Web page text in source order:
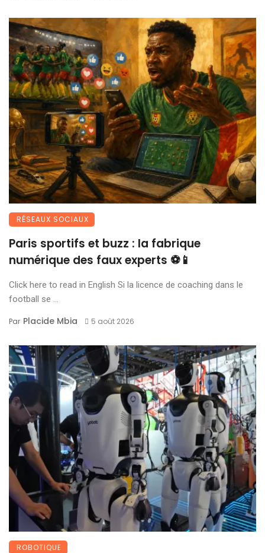
RÉSEAUX SOCIAUX
Paris sportifs et buzz : la fabrique
numérique des faux experts ⚽📱
Click here to read in English Si la licence de coaching dans le
football se ...
Par Placide Mbia 5 août 2026
ROBOTIQUE